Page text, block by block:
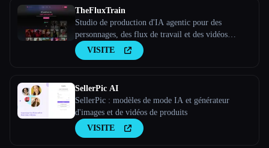
TheFluxTrain
Studio de production d'IA agentic pour des
personnages, des flux de travail et des vidéos
cohérents
VISITE
SellerPic AI
SellerPic : modèles de mode IA et générateur
d'images et de vidéos de produits
VISITE